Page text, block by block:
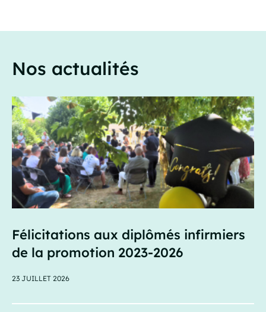
Nos actualités
Félicitations aux diplômés infirmiers
de la promotion 2023-2026
23 JUILLET 2026